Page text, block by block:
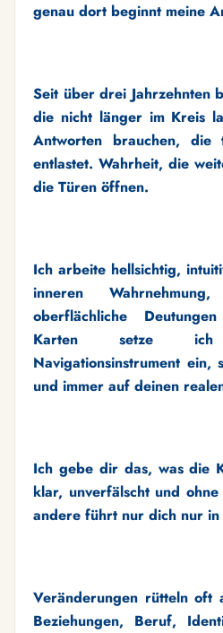
genau dort beginnt meine
Seit über drei Jahrzehnten
die nicht länger im Kreis
Antworten brauchen,
entlastet. Wahrheit, die
die Türen öffnen.
Ich arbeite hellsichtig,
inneren
oberflächliche
Karten setze
Navigationsinstrument
und immer auf deinen
Ich gebe dir das, was die
klar, unverfälscht und
andere führt nur dich nur in
Veränderungen rütteln oft
Beziehungen, Beruf,